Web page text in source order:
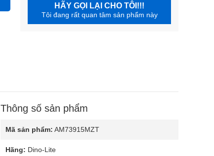
HÃY GỌI LẠI CHO TÔI!!!
Tôi đang rất quan tâm sản phẩm này
Thông số sản phẩm
Mã sản phẩm: AM73915MZT
Hãng: Dino-Lite